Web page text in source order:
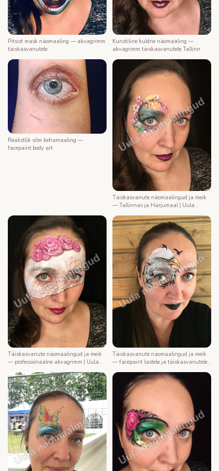
Pitsist mask näomaaling — akvagrimm
täiskasvanutele
Kunstiline kuldne näomaaling —
akvagrimm täiskasvanutele Tallinn
Realistlik silm kehamaaling —
facepaint body art
Täiskasvanute näomaalingud ja meik
— Tallinnas ja Harjumaal | Uula
Täiskasvanute näomaalingud ja meik
— professionaalne akvagrimm | Uula
Täiskasvanute näomaalingud ja meik
— facepaint lastele ja täiskasvanutele |